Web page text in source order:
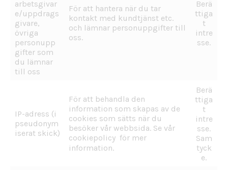
arbetsgivar
e/uppdrags
givare,
övriga
personupp
gifter som
du lämnar
till oss
För att hantera när du tar
kontakt med kundtjänst etc.
och lämnar personuppgifter till
oss.
Berä
ttiga
t
intre
sse.
IP-adress (i
pseudonym
iserat skick)
För att behandla den
information som skapas av de
cookies som sätts när du
besöker vår webbsida. Se vår
cookiepolicy för mer
information.
Berä
ttiga
t
intre
sse.
Sam
tyck
e.